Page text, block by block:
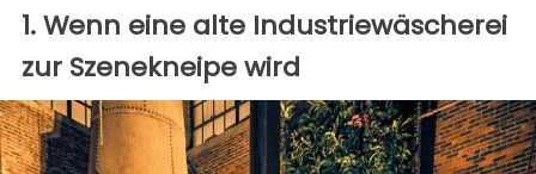
1. Wenn eine alte Industriewäscherei
zur Szenekneipe wird